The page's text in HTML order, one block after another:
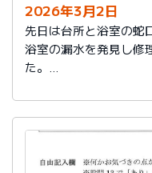
2026年3月2日
先日は台所と浴室の蛇
浴室の漏水を発見し修
た。
かったです。
これからもよろしくお